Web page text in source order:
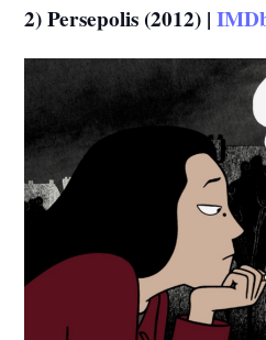
2) Persepolis (2012) |